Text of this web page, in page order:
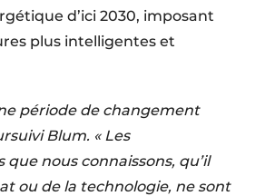
d’ici 2030, imposant
plus intelligentes et
période de changement
Blum. « Les
nous connaissons, qu’il
ou de la technologie, ne sont